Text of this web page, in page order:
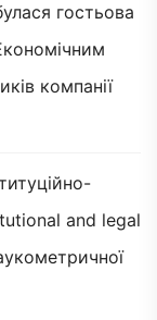
гостьова
компанії
and legal